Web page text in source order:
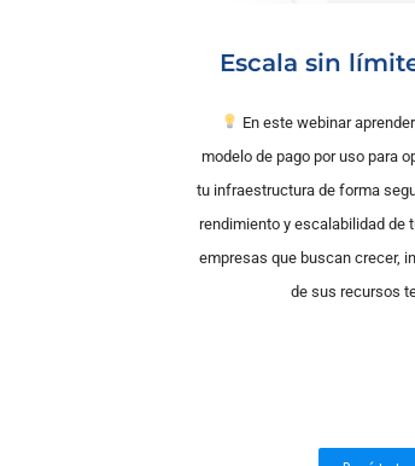
Escala sin
En este webinar
modelo de pago por uso para
tu infraestructura de forma
rendimiento y escalabilidad de
empresas que buscan crecer,
de sus recursos